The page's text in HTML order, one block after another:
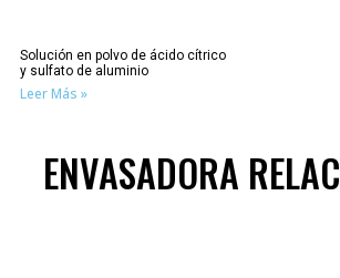
Solución en polvo de ácido cítrico
y sulfato de aluminio
Leer Más »
ENVASADORA